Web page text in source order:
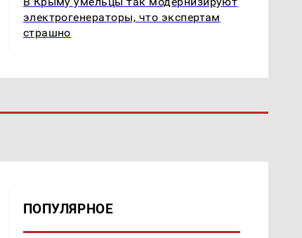
электрогенераторы, что экспертам
страшно
ПОПУЛЯРНОЕ